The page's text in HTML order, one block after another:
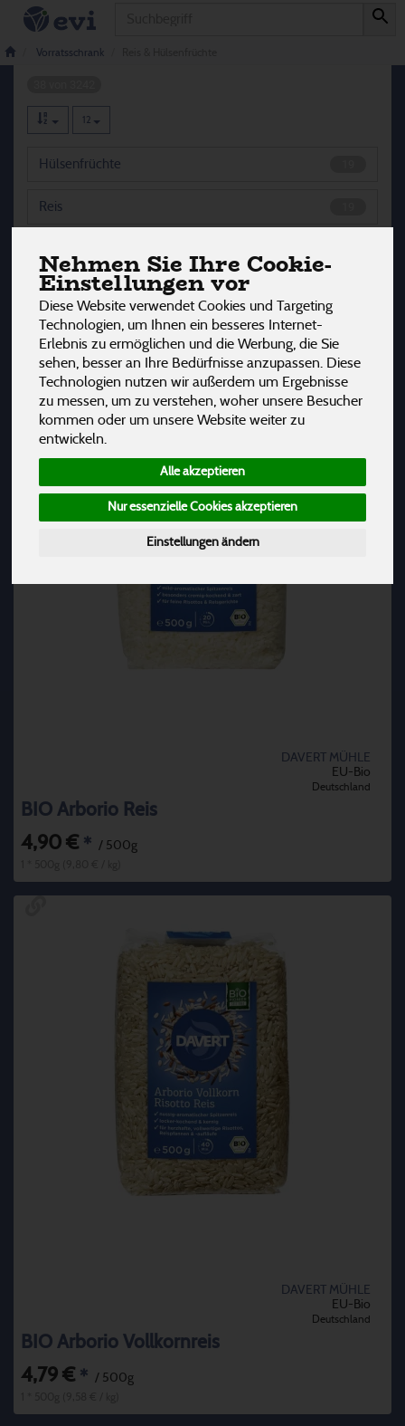
Nehmen Sie Ihre Cookie-
Einstellungen vor
Diese Website verwendet Cookies und Targeting
Technologien, um Ihnen ein besseres Internet-
Erlebnis zu ermöglichen und die Werbung, die Sie
sehen, besser an Ihre Bedürfnisse anzupassen. Diese
Technologien nutzen wir außerdem um Ergebnisse
zu messen, um zu verstehen, woher unsere Besucher
kommen oder um unsere Website weiter zu
entwickeln.
Alle akzeptieren
Nur essenzielle Cookies akzeptieren
Einstellungen ändern
Vorratsschrank
Reis & Hülsenfrüchte
12
Hülsenfrüchte
Reis
Hersteller Ernährung
DAVERT MÜHLE
EU-Bio
Deutschland
BIO Arborio Reis
4,90 € * / 500g
DAVERT MÜHLE
EU-Bio
Deutschland
BIO Arborio Vollkornreis
4,79 € * / 500g